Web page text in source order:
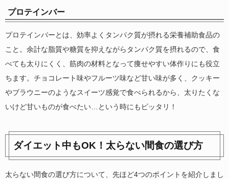
プロテインバー
プロテインバーとは、効率よくタンパク質が摂れる栄養補助食品の
こと。余計な脂質や糖質を抑えながらタンパク質を摂れるので、食
べても太りにくく、筋肉の材料となって痩せやすい体作りにも役立
ちます。チョコレート味やフルーツ味など甘い味が多く、クッキー
やブラウニーのようなスイーツ感覚で食べられるから、太りたくな
いけど甘いものが食べたい…という時にもピッタリ！
ダイエット中もOK！太らない間食の選び方
太らない間食の選び方について、先ほど4つのポイントを紹介しまし